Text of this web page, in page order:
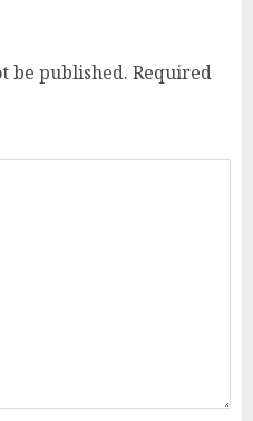
be published. Required